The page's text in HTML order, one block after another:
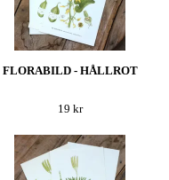
FLORABILD - HÅLLROT
19 kr